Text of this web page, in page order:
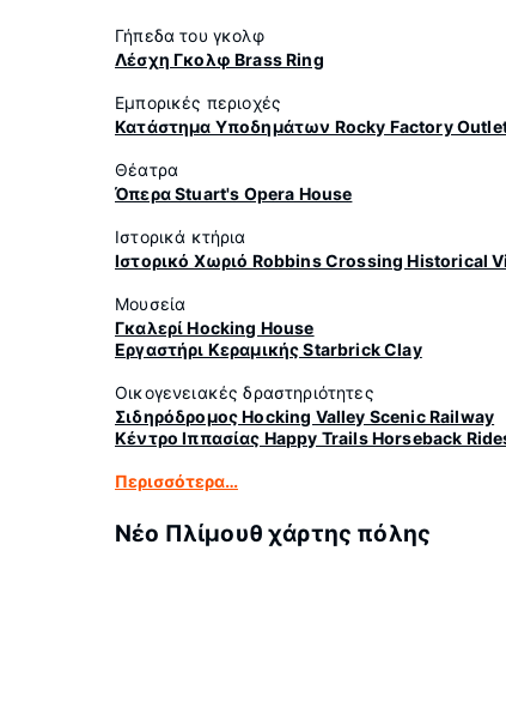
Γήπεδα του γκολφ
Λέσχη Γκολφ Brass Ring
Εμπορικές περιοχές
Κατάστημα Υποδημάτων Rocky Factory
Θέατρα
Όπερα Stuart's Opera House
Ιστορικά κτήρια
Ιστορικό Χωριό Robbins Crossing Historical
Μουσεία
Γκαλερί Hocking House
Εργαστήρι Κεραμικής Starbrick Clay
Οικογενειακές δραστηριότητες
Σιδηρόδρομος Hocking Valley Scenic Railway
Κέντρο Ιππασίας Happy Trails Horseback
Περισσότερα…
Νέο Πλίμουθ χάρτης πόλης